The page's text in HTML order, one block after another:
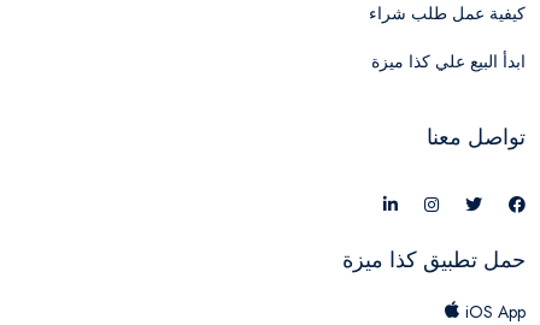
كيفية عمل طلب شراء
ابدأ البيع علي كذا ميزة
تواصل معنا
حمل تطبيق كذا ميزة
iOS App